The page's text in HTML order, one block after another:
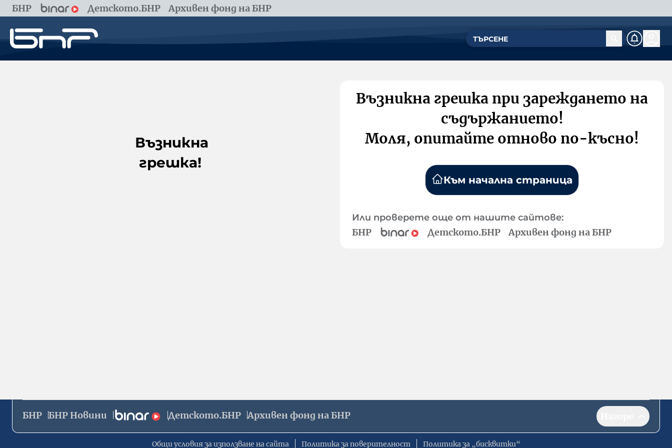
БНР Детското.БНР Архивен фонд на БНР
Възникна
грешка!
Възникна грешка при зареждането на
съдържанието!
Моля, опитайте отново по-късно!
Към начална страница
Или проверете още от нашите сайтове:
БНР Детското.БНР Архивен фонд на БНР
БНР БНР Новини Детското.БНР Архивен фонд на БНР
Общи условия за използване на сайта Политика за поверителност Политика за „бисквитки“